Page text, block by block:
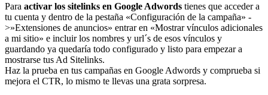
Para activar los sitelinks en Google Adwords tienes que acceder a
tu cuenta y dentro de la pestaña «Configuración de la campaña» -
>»Extensiones de anuncios» entrar en «Mostrar vínculos adicionales
a mi sitio» e incluir los nombres y url´s de esos vínculos y
guardando ya quedaría todo configurado y listo para empezar a
mostrarse tus Ad Sitelinks.
Haz la prueba en tus campañas en Google Adwords y comprueba si
mejora el CTR, lo mismo te llevas una grata sorpresa.